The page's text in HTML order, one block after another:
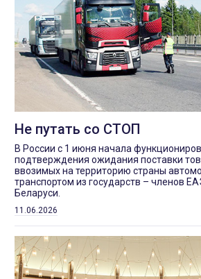
Не путать со СТОП
В России с 1 июня начала
подтверждения ожидания поставки
ввозимых на территорию страны
транспортом из государств – членов
Беларуси.
11.06.2026